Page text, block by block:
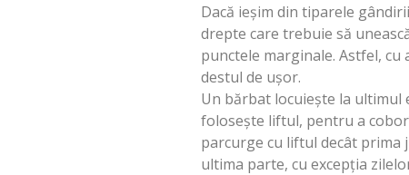
Dacă ieșim din tiparele
drepte care trebuie să
punctele marginale. Astfel,
destul de ușor.
Un bărbat locuiește la ultimul
folosește liftul, pentru a
parcurge cu liftul decât prima
ultima parte, cu excepția